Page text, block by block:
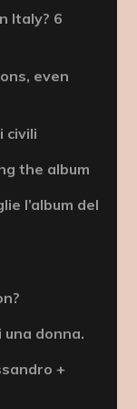
Italy? 6
even
civili
the album
l’album del
una donna.
+